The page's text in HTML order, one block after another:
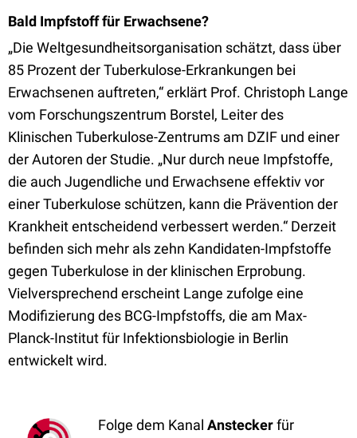
Bald Impfstoff für Erwachsene?
„Die Weltgesundheitsorganisation schätzt, dass über
85 Prozent der Tuberkulose-Erkrankungen bei
Erwachsenen auftreten,“ erklärt Prof. Christoph Lange
vom Forschungszentrum Borstel, Leiter des
Klinischen Tuberkulose-Zentrums am DZIF und einer
der Autoren der Studie. „Nur durch neue Impfstoffe,
die auch Jugendliche und Erwachsene effektiv vor
einer Tuberkulose schützen, kann die Prävention der
Krankheit entscheidend verbessert werden.“ Derzeit
befinden sich mehr als zehn Kandidaten-Impfstoffe
gegen Tuberkulose in der klinischen Erprobung.
Vielversprechend erscheint Lange zufolge eine
Modifizierung des BCG-Impfstoffs, die am Max-
Planck-Institut für Infektionsbiologie in Berlin
entwickelt wird.
Folge dem Kanal Ansteckerfür